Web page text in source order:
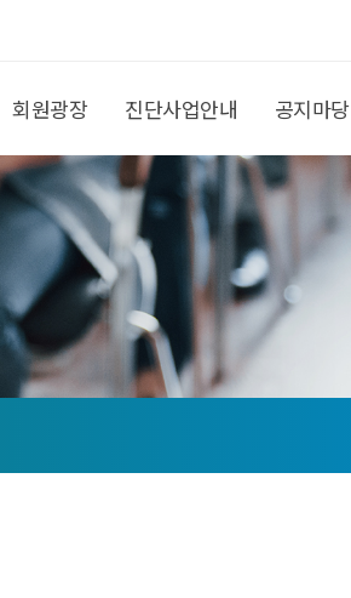
회원광장 진단사업안내 공지마당